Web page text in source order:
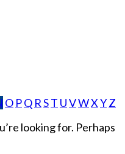
O PQ RST UVWXYZ
looking for. Perhaps